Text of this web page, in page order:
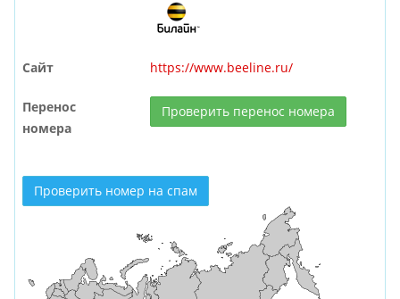
Сайт https://www.beeline.ru/
Перенос
номера
Проверить перенос номера
Проверить номер на спам